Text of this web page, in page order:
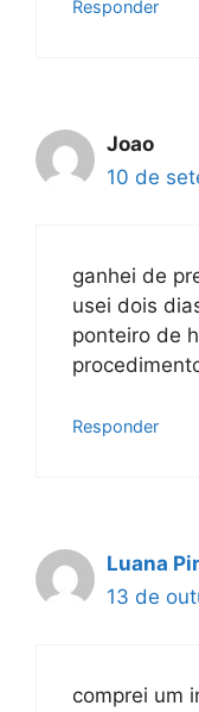
Responder
Joao
10 de
ganhei de
usei dois
ponteiro de
Responder
Luana
13 de
comprei um